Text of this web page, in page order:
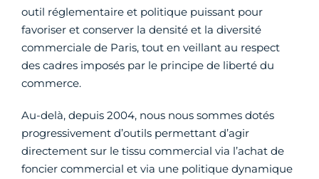
outil réglementaire et politique puissant pour
favoriser et conserver la densité et la diversité
commerciale de Paris, tout en veillant au respect
des cadres imposés par le principe de liberté du
commerce.
Au-delà, depuis 2004, nous nous sommes dotés
progressivement d’outils permettant d’agir
directement sur le tissu commercial via l’achat de
foncier commercial et via une politique dynamique